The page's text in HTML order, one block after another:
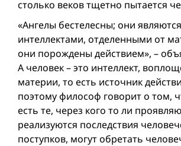
столько веков тщетно пытается
«Ангелы бестелесны; они являются
интеллектами, отделенными от
они порождены действием», –
А человек – это интеллект,
материи, то есть источник
поэтому философ говорит о том,
есть те, через кого то ли
реализуются последствия
поступков, могут обретать